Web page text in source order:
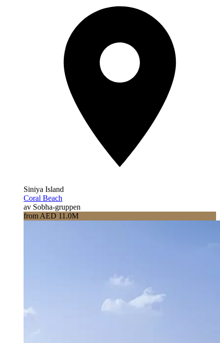
Siniya Island
Coral Beach
av Sobha-gruppen
from AED 11.0M